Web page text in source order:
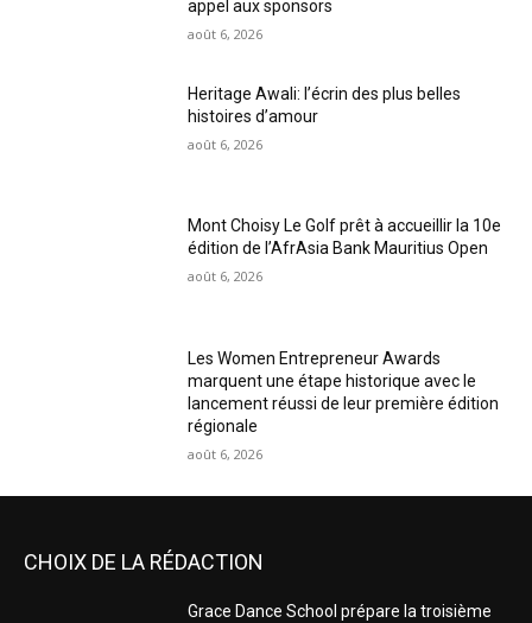
appel aux sponsors
août 6, 2026
Heritage Awali: l’écrin des plus belles
histoires d’amour
août 6, 2026
Mont Choisy Le Golf prêt à accueillir la 10e
édition de l’AfrAsia Bank Mauritius Open
août 6, 2026
Les Women Entrepreneur Awards
marquent une étape historique avec le
lancement réussi de leur première édition
régionale
août 6, 2026
CHOIX DE LA RÉDACTION
Grace Dance School prépare la troisième